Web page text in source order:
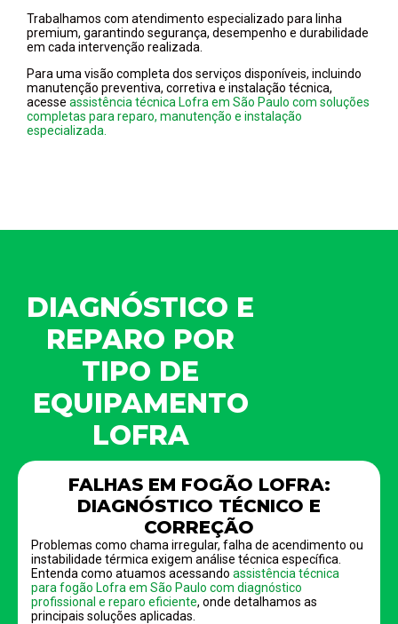
Trabalhamos com atendimento especializado para linha
premium, garantindo segurança, desempenho e durabilidade
em cada intervenção realizada.
Para uma visão completa dos serviços disponíveis, incluindo
manutenção preventiva, corretiva e instalação técnica,
acesse assistência técnica Lofra em São Paulo com soluções
completas para reparo, manutenção e instalação
especializada.
DIAGNÓSTICO E
REPARO POR
TIPO DE
EQUIPAMENTO
LOFRA
FALHAS EM FOGÃO LOFRA:
DIAGNÓSTICO TÉCNICO E
CORREÇÃO
Problemas como chama irregular, falha de acendimento ou
instabilidade térmica exigem análise técnica específica.
Entenda como atuamos acessando assistência técnica
para fogão Lofra em São Paulo com diagnóstico
profissional e reparo eficiente, onde detalhamos as
principais soluções aplicadas.